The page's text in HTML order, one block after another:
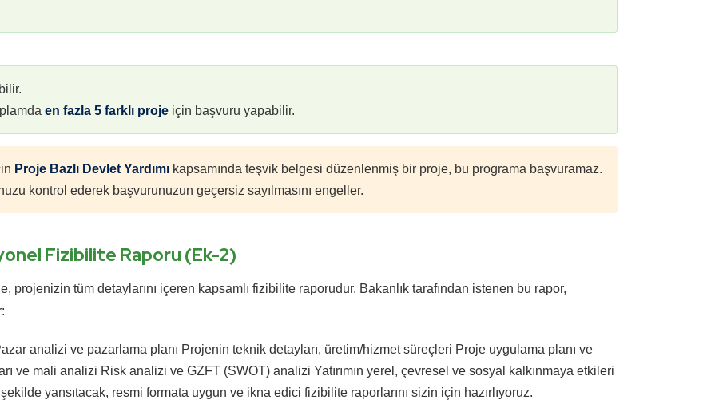
en fazla 5 farklı proje için başvuru yapabilir.
Proje Bazlı Devlet Yardımı kapsamında teşvik belgesi düzenlenmiş bir proje, bu programa başvuramaz.
kontrol ederek başvurunuzun geçersiz sayılmasını engeller.
Fizibilite Raporu (Ek-2)
tüm detaylarını içeren kapsamlı fizibilite raporudur. Bakanlık tarafından istenen bu rapor,
analizi ve pazarlama planı Projenin teknik detayları, üretim/hizmet süreçleri Proje uygulama planı ve
ve mali analizi Risk analizi ve GZFT (SWOT) analizi Yatırımın yerel, çevresel ve sosyal kalkınmaya etkileri
yansıtacak, resmi formata uygun ve ikna edici fizibilite raporlarını sizin için hazırlıyoruz.